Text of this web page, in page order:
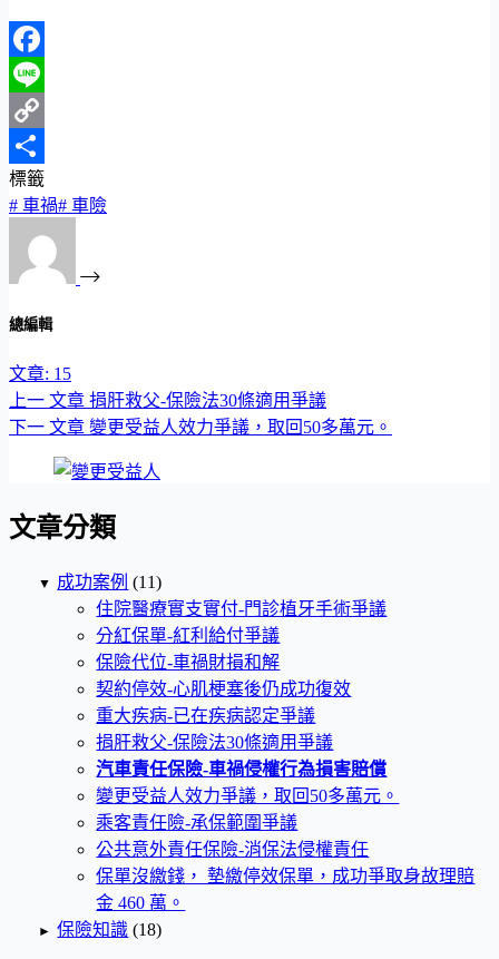
Facebook
Line
Copy
Link
分
享
標籤
# 車禍# 車險
總編輯
文章: 15
上一 文章 捐肝救父-保險法30條適用爭議
下一 文章 變更受益人效力爭議，取回50多萬元。
文章分類
▼ 成功案例 (11)
住院醫療實支實付-門診植牙手術爭議
分紅保單-紅利給付爭議
保險代位-車禍財損和解
契約停效-心肌梗塞後仍成功復效
重大疾病-已在疾病認定爭議
捐肝救父-保險法30條適用爭議
汽車責任保險-車禍侵權行為損害賠償
變更受益人效力爭議，取回50多萬元。
乘客責任險-承保範圍爭議
公共意外責任保險-消保法侵權責任
保單沒繳錢， 墊繳停效保單，成功爭取身故理賠
金 460 萬。
► 保險知識 (18)